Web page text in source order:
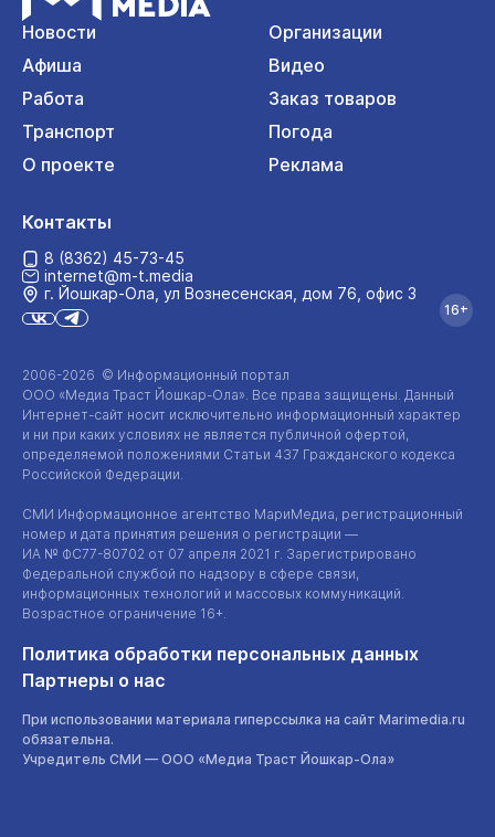
Новости
Организации
Афиша
Видео
Работа
Заказ товаров
Транспорт
Погода
О проекте
Реклама
2006-2026 © Информационный портал
ООО «Медиа Траст Йошкар-Ола». Все права защищены. Данный
Интернет-сайт носит исключительно информационный характер
и ни при каких условиях не является публичной офертой,
определяемой положениями Статьи 437 Гражданского кодекса
Российской Федерации.
СМИ Информационное агентство МариМедиа, регистрационный
номер и дата принятия решения о регистрации —
ИА № ФС77-80702 от 07 апреля 2021 г. Зарегистрировано
Федеральной службой по надзору в сфере связи,
информационных технологий и массовых коммуникаций.
Возрастное ограничение 16+.
Политика обработки персональных данных
Партнеры о нас
При использовании материала гиперссылка на сайт Marimedia.ru
обязательна.
Учредитель СМИ — ООО «Медиа Траст Йошкар-Ола»
Контакты
8 (8362) 45-73-45
internet@m-t.media
г. Йошкар‑Ола, ул Вознесенская, дом 76, офис 3
16+